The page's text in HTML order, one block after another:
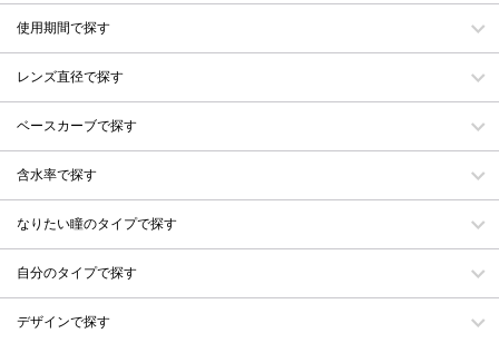
使用期間で探す
レンズ直径で探す
ベースカーブで探す
含水率で探す
なりたい瞳のタイプで探す
自分のタイプで探す
デザインで探す